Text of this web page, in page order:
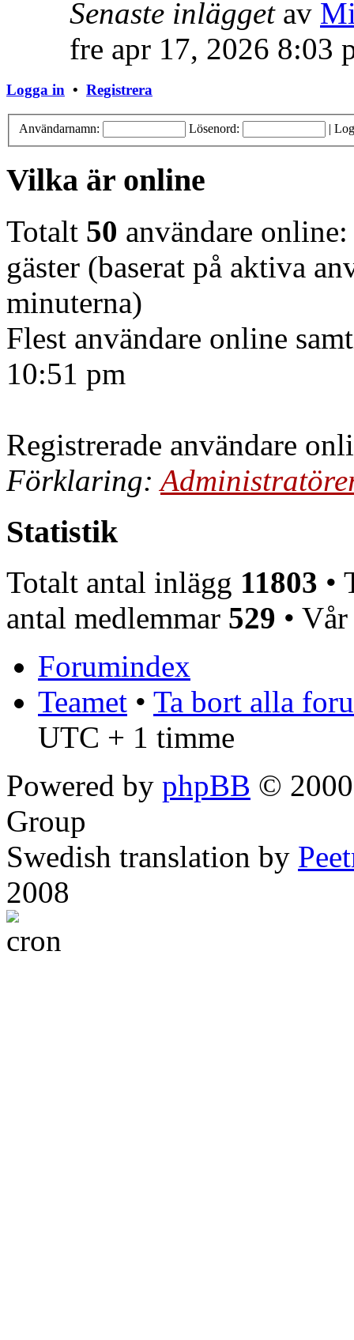
Senaste inläggetav
fre apr 17, 2026 8:03
Logga in • Registrera
Användarnamn: Lösenord: |
Vilka är online
Totalt 50 användare
gäster (baserat på aktiva
minuterna)
Flest användare online
10:51 pm
Registrerade användare
Förklaring:
Statistik
Totalt antal inlägg 11803 •
antal medlemmar 529 •
Forumindex
Teamet • Ta bort alla
UTC + 1 timme
Powered by phpBB ©
Group
Swedish translation by
2008